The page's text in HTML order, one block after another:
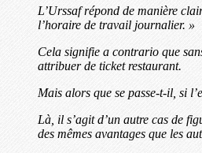
L’Urssaf répond de manière
l’horaire de travail journalier. »
Cela signifie a contrario que
attribuer de ticket restaurant.
Mais alors que se passe-t-il, si
Là, il s’agit d’un autre cas de
des mêmes avantages que les